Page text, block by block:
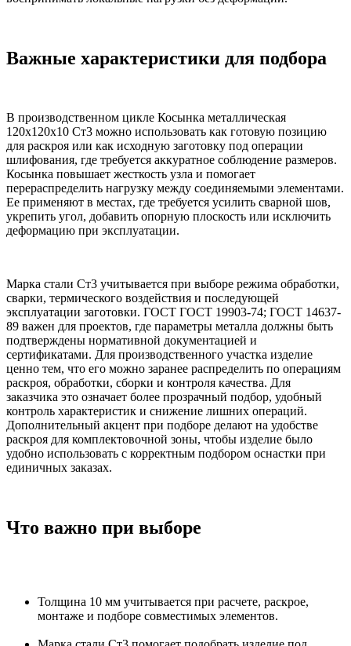
Важные характеристики для подбора
В производственном цикле Косынка металлическая
120х120х10 Ст3 можно использовать как готовую позицию
для раскроя или как исходную заготовку под операции
шлифования, где требуется аккуратное соблюдение размеров.
Косынка повышает жесткость узла и помогает
перераспределить нагрузку между соединяемыми элементами.
Ее применяют в местах, где требуется усилить сварной шов,
укрепить угол, добавить опорную плоскость или исключить
деформацию при эксплуатации.
Марка стали Ст3 учитывается при выборе режима обработки,
сварки, термического воздействия и последующей
эксплуатации заготовки. ГОСТ ГОСТ 19903-74; ГОСТ 14637-
89 важен для проектов, где параметры металла должны быть
подтверждены нормативной документацией и
сертификатами. Для производственного участка изделие
ценно тем, что его можно заранее распределить по операциям
раскроя, обработки, сборки и контроля качества. Для
заказчика это означает более прозрачный подбор, удобный
контроль характеристик и снижение лишних операций.
Дополнительный акцент при подборе делают на удобстве
раскроя для комплектовочной зоны, чтобы изделие было
удобно использовать с корректным подбором оснастки при
единичных заказах.
Что важно при выборе
Толщина 10 мм учитывается при расчете, раскрое,
монтаже и подборе совместимых элементов.